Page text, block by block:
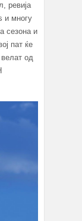
ревија
и многу
сезона и
пат ќе
од